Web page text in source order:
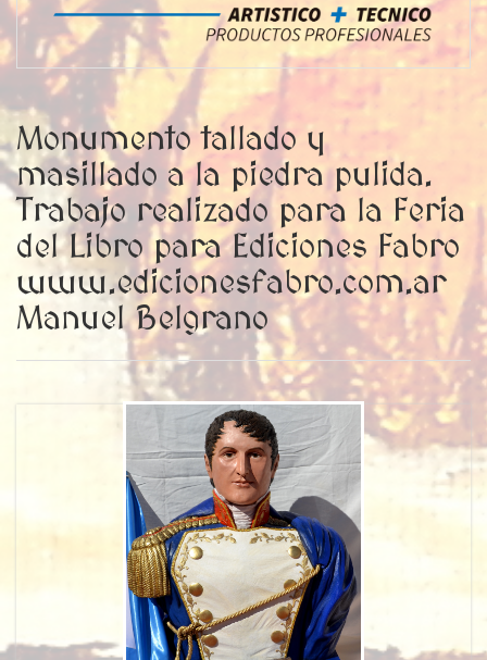
Monumento tallado y
masillado a la piedra pulida.
Trabajo realizado para la Feria
del Libro para Ediciones Fabro
www.edicionesfabro.com.ar
Manuel Belgrano